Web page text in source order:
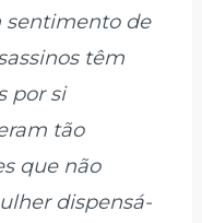
sentimento de
têm
por si
tão
que não
dispensá-